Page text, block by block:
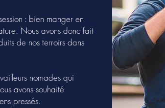
Merci à
: bien manger en
Nous avons donc fait
de nos terroirs dans
nomades qui
avons souhaité
pressés.